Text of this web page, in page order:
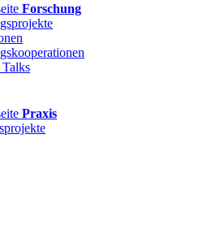
Forschung
Talks
Praxis